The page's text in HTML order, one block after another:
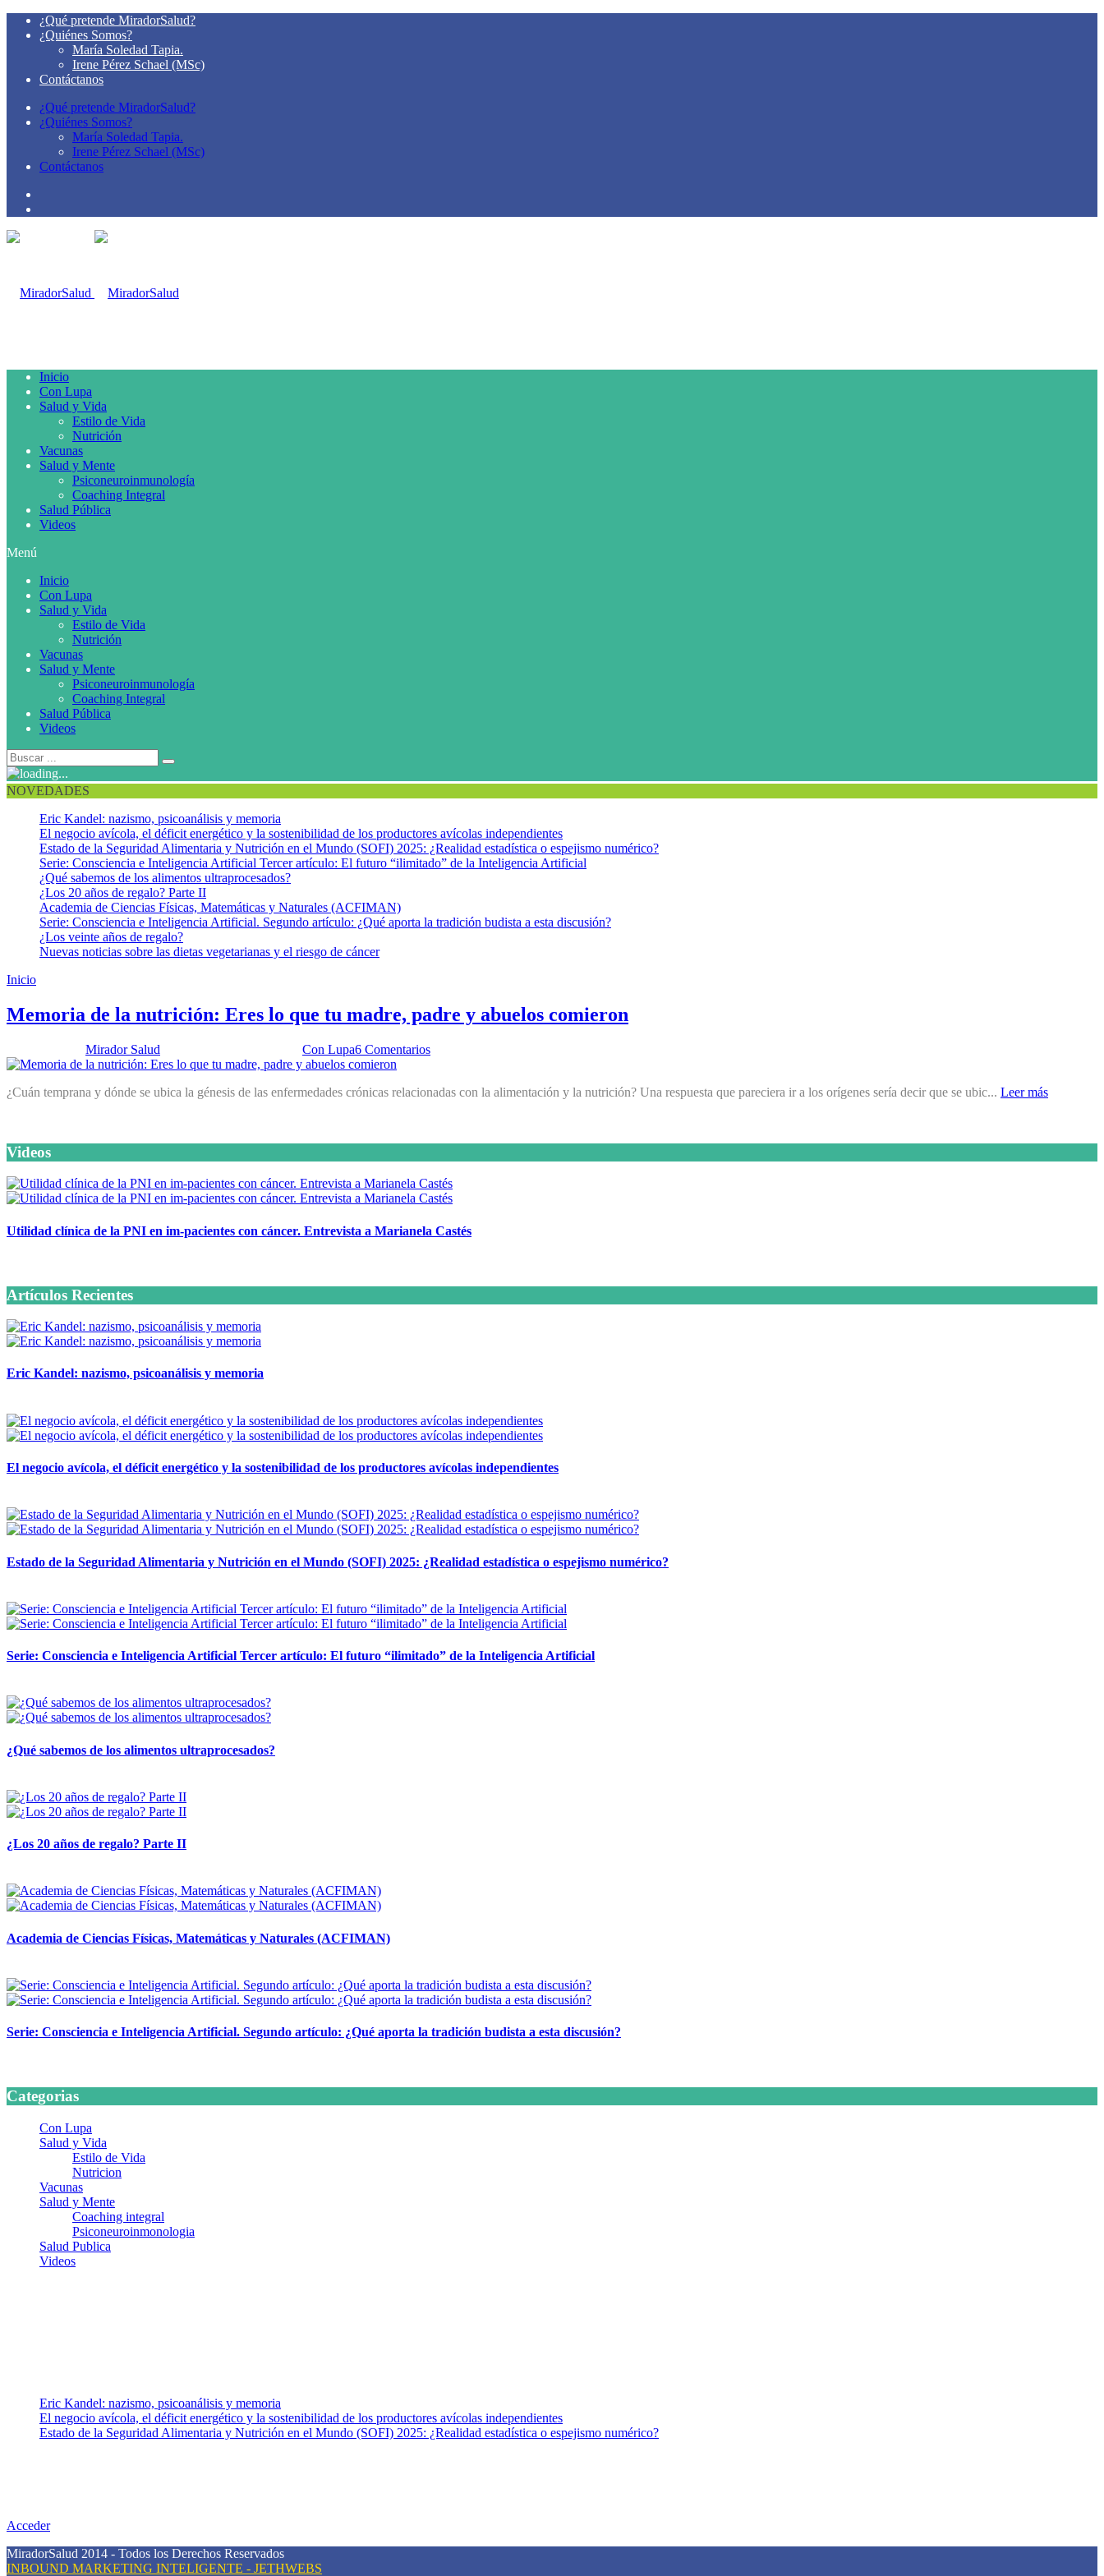
¿Qué pretende MiradorSalud?
¿Quiénes Somos?
María Soledad Tapia.
Irene Pérez Schael (MSc)
Contáctanos
¿Qué pretende MiradorSalud?
¿Quiénes Somos?
María Soledad Tapia.
Irene Pérez Schael (MSc)
Contáctanos
Inicio
Con Lupa
Salud y Vida
Estilo de Vida
Nutrición
Vacunas
Salud y Mente
Psiconeuroinmunología
Coaching Integral
Salud Pública
Videos
Menú
Inicio
Con Lupa
Salud y Vida
Estilo de Vida
Nutrición
Vacunas
Salud y Mente
Psiconeuroinmunología
Coaching Integral
Salud Pública
Videos
NOVEDADES
Eric Kandel: nazismo, psicoanálisis y memoria
El negocio avícola, el déficit energético y la sostenibilidad de los productores avícolas independientes
Estado de la Seguridad Alimentaria y Nutrición en el Mundo (SOFI) 2025: ¿Realidad estadística o espejismo numérico?
Serie: Consciencia e Inteligencia Artificial Tercer artículo: El futuro “ilimitado” de la Inteligencia Artificial
¿Qué sabemos de los alimentos ultraprocesados?
¿Los 20 años de regalo? Parte II
Academia de Ciencias Físicas, Matemáticas y Naturales (ACFIMAN)
Serie: Consciencia e Inteligencia Artificial. Segundo artículo: ¿Qué aporta la tradición budista a esta discusión?
¿Los veinte años de regalo?
Nuevas noticias sobre las dietas vegetarianas y el riesgo de cáncer
Inicio
Memoria de la nutrición: Eres lo que tu madre, padre y abuelos comieron
Mirador Salud Con Lupa6 Comentarios
¿Cuán temprana y dónde se ubica la génesis de las enfermedades crónicas relacionadas con la alimentación y la nutrición? Una respuesta que pareciera ir a los orígenes sería decir que se ubic... Leer más
Videos
Utilidad clínica de la PNI en im-pacientes con cáncer. Entrevista a Marianela Castés
Artículos Recientes
Eric Kandel: nazismo, psicoanálisis y memoria
El negocio avícola, el déficit energético y la sostenibilidad de los productores avícolas independientes
Estado de la Seguridad Alimentaria y Nutrición en el Mundo (SOFI) 2025: ¿Realidad estadística o espejismo numérico?
Serie: Consciencia e Inteligencia Artificial Tercer artículo: El futuro “ilimitado” de la Inteligencia Artificial
¿Qué sabemos de los alimentos ultraprocesados?
¿Los 20 años de regalo? Parte II
Academia de Ciencias Físicas, Matemáticas y Naturales (ACFIMAN)
Serie: Consciencia e Inteligencia Artificial. Segundo artículo: ¿Qué aporta la tradición budista a esta discusión?
Categorias
Con Lupa
Salud y Vida
Estilo de Vida
Nutricion
Vacunas
Salud y Mente
Coaching integral
Psiconeuroinmonologia
Salud Publica
Videos
Eric Kandel: nazismo, psicoanálisis y memoria
El negocio avícola, el déficit energético y la sostenibilidad de los productores avícolas independientes
Estado de la Seguridad Alimentaria y Nutrición en el Mundo (SOFI) 2025: ¿Realidad estadística o espejismo numérico?
Acceder
MiradorSalud 2014 - Todos los Derechos Reservados
INBOUND MARKETING INTELIGENTE - JETHWEBS